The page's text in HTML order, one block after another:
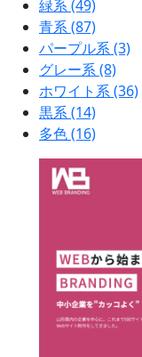
緑系(49)
青系(87)
パープル系(3)
グレー系(8)
ホワイト系(36)
黒系(14)
多色(16)